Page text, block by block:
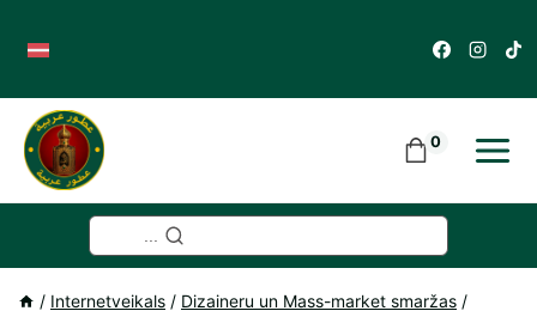
content
0
/ Internetveikals / Dizaineru un Mass-market smaržas /